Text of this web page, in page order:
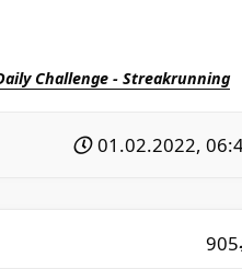
Challenge - Streakrunning
01.02.2022,
905